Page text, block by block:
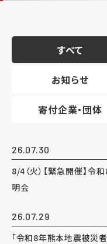
すべて
お知らせ
寄付企業・団体
26.07.30
8/4（火）【緊急開催】
明会
26.07.29
「令和8年熊本地震被災者